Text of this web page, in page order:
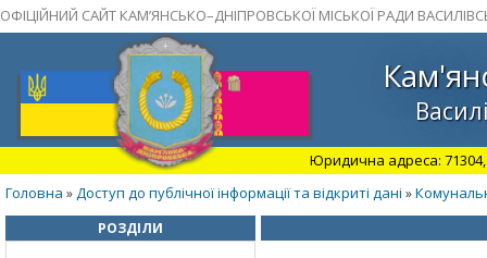
ОФІЦІЙНИЙ САЙТ КАМ’ЯНСЬКО–ДНІПРОВСЬКОЇ МІСЬКОЇ РАДИ
Юридична адреса: 71304,
Головна »Доступ до публічної інформації та відкриті дані »
РОЗДІЛИ